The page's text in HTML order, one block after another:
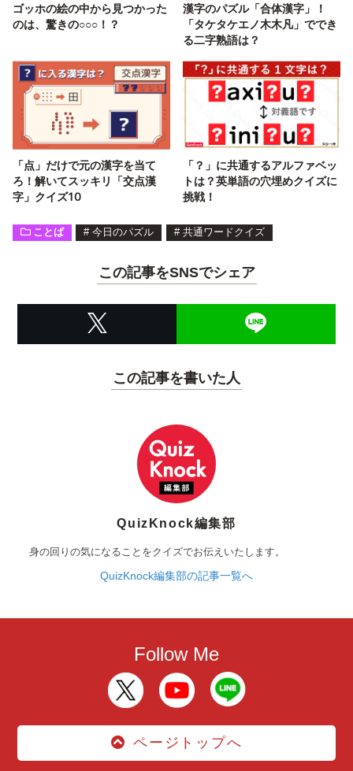
ゴッホの絵の中から見つかった
のは、驚きの○○○！？
漢字のパズル「合体漢字」！
「タケタケエノ木木凡」ででき
る二字熟語は？
「点」だけで元の漢字を当て
ろ！解いてスッキリ「交点漢
字」クイズ10
「？」に共通するアルファベッ
トは？英単語の穴埋めクイズに
挑戦！
ことば # 今日のパズル # 共通ワードクイズ
この記事をSNSでシェア
この記事を書いた人
QuizKnock編集部
身の回りの気になることをクイズでお伝えいたします。
QuizKnock編集部の記事一覧へ
Follow Me
ページトップへ